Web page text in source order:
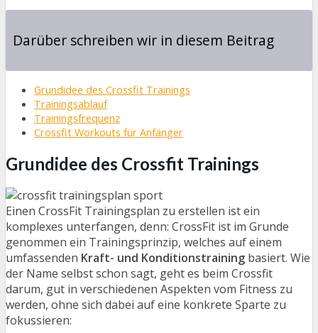
Darüber schreiben wir in diesem Beitrag
Grundidee des Crossfit Trainings
Trainingsablauf
Trainingsfrequenz
Crossfit Workouts für Anfänger
Grundidee des Crossfit Trainings
Einen CrossFit Trainingsplan zu erstellen ist ein
komplexes unterfangen, denn: CrossFit ist im Grunde
genommen ein Trainingsprinzip, welches auf einem
umfassenden Kraft- und Konditionstraining basiert. Wie
der Name selbst schon sagt, geht es beim Crossfit
darum, gut in verschiedenen Aspekten vom Fitness zu
werden, ohne sich dabei auf eine konkrete Sparte zu
fokussieren: